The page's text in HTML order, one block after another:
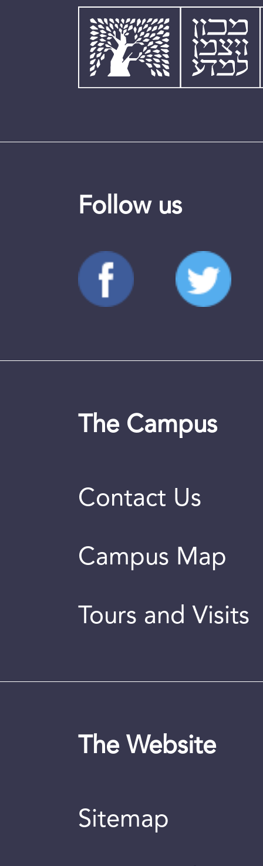
Follow us
The Campus
Contact Us
Campus Map
Tours and Visits
The Website
Sitemap